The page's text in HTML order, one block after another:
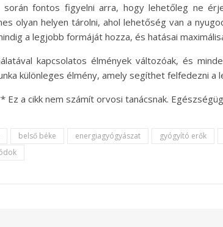
során fontos figyelni arra, hogy lehetőleg ne
olyan helyen tárolni, ahol lehetőség van a
a legjobb formáját hozza, és hatásai
kapcsolatos élmények változóak, és
különleges élmény, amely segíthet felfedezni a
a cikk nem számít orvosi tanácsnak.
belső béke energiagyógyászat gyógyító erők